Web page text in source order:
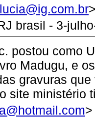
brasil - 3-
postou como
Madugu, e
gravuras
site ministério
>